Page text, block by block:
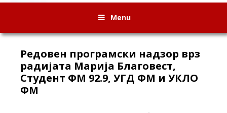
Menu
Редовен програмски надзор врз
радијата Марија Благовест,
Студент ФМ 92.9, УГД ФМ и УКЛО
ФМ